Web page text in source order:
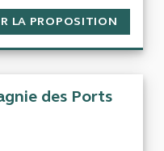
LA PROPOSITION
des Ports